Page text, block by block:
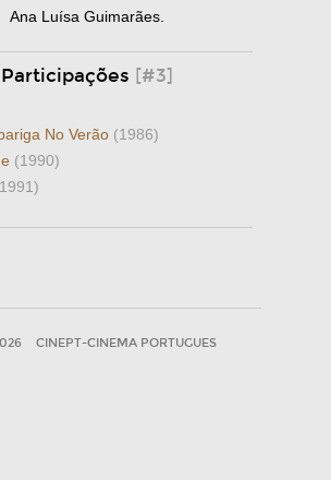
Ana Luísa Guimarães.
Participações [#3]
No Verão (1986)
(1990)
CINEPT-CINEMA PORTUGUES